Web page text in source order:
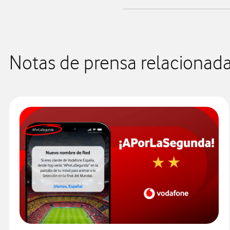
Notas de prensa